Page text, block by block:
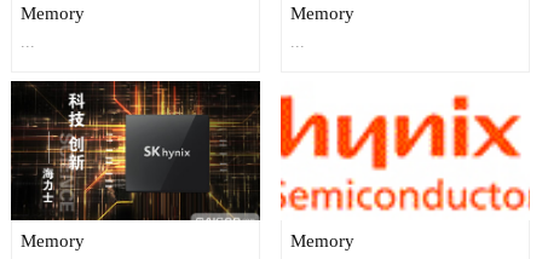
Memory Memory
Memory Memory